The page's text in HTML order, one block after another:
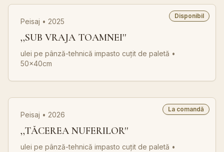
Disponibil
Peisaj • 2025
,,SUB VRAJA TOAMNEI''
ulei pe pânză-tehnică impasto cuțit de paletă •
50x40cm
La comandă
Peisaj • 2026
,,TĂCEREA NUFERILOR''
ulei pe pânză-tehnică impasto cuțit de paletă •